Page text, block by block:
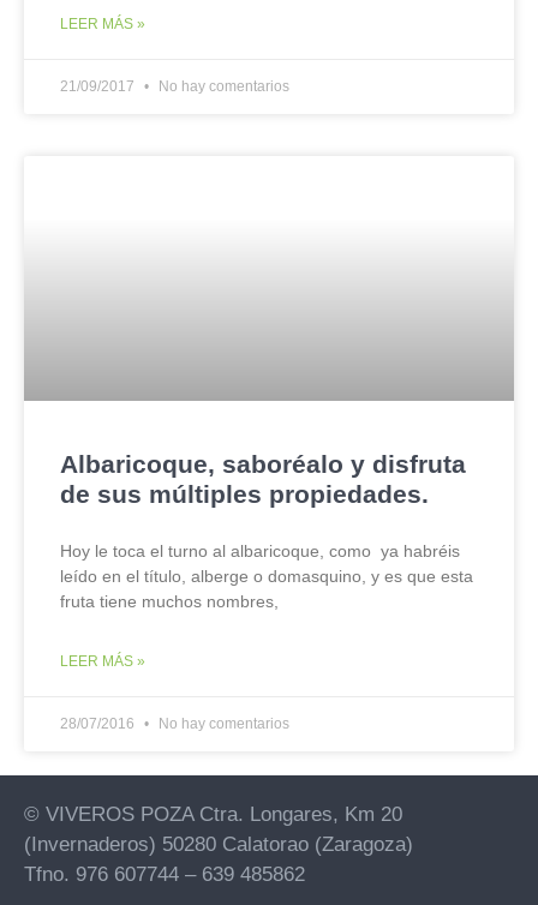
LEER MÁS »
21/09/2017 No hay comentarios
Albaricoque, saboréalo y disfruta
de sus múltiples propiedades.
Hoy le toca el turno al albaricoque, como ya habréis
leído en el título, alberge o domasquino, y es que esta
fruta tiene muchos nombres,
LEER MÁS »
28/07/2016 No hay comentarios
© VIVEROS POZA Ctra. Longares, Km 20
(Invernaderos) 50280 Calatorao (Zaragoza)
Tfno. 976 607744 – 639 485862